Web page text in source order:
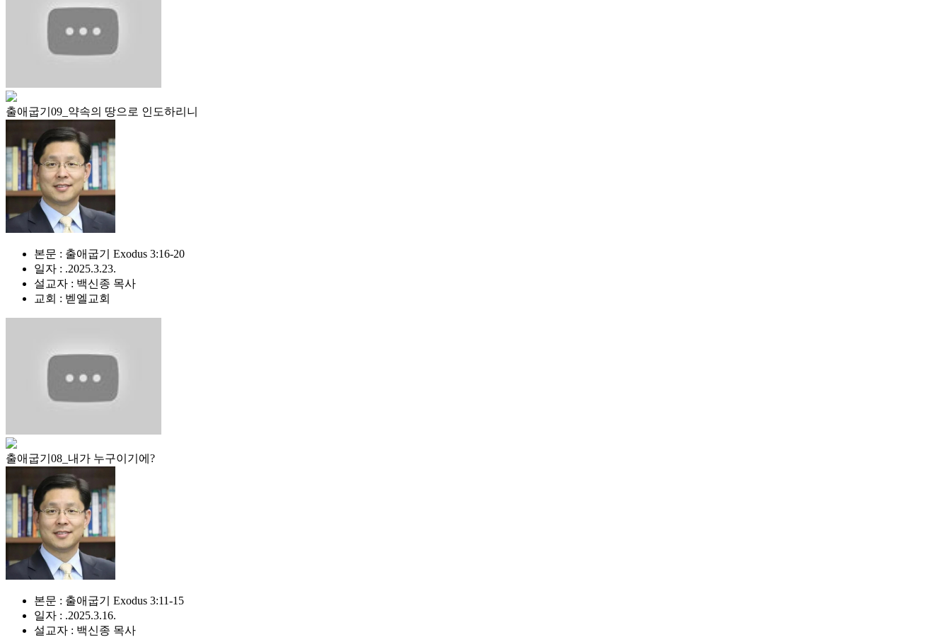
출애굽기09_약속의 땅으로 인도하리니
본문 : 출애굽기 Exodus 3:16-20
일자 : .2025.3.23.
설교자 : 백신종 목사
교회 : 벧엘교회
출애굽기08_내가 누구이기에?
본문 : 출애굽기 Exodus 3:11-15
일자 : .2025.3.16.
설교자 : 백신종 목사